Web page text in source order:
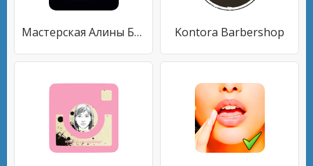
Мастерская Алины Басовой Kontora Barbershop